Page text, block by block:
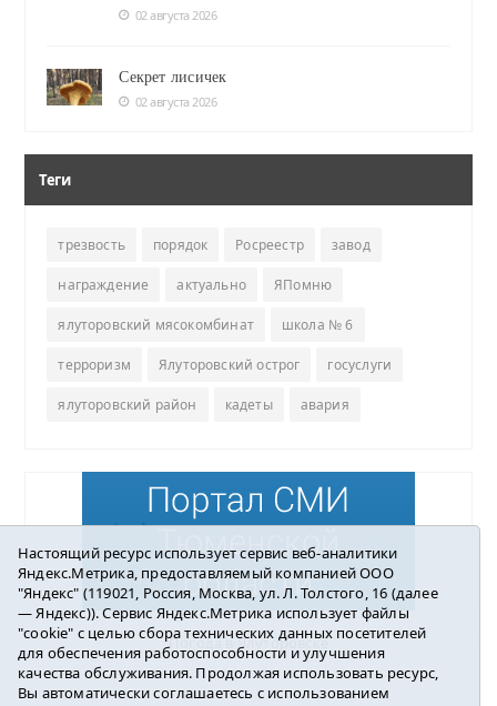
02 августа 2026
Секрет лисичек
02 августа 2026
Теги
трезвость порядок Росреестр завод
награждение актуально ЯПомню
ялуторовский мясокомбинат школа № 6
терроризм Ялуторовский острог госуслуги
ялуторовский район кадеты авария
Погода в Ялуторовске
Настоящий ресурс использует сервис веб-аналитики
Яндекс.Метрика, предоставляемый компанией ООО
"Яндекс" (119021, Россия, Москва, ул. Л. Толстого, 16 (далее
— Яндекс)). Сервис Яндекс.Метрика использует файлы
"cookie" с целью сбора технических данных посетителей
для обеспечения работоспособности и улучшения
качества обслуживания. Продолжая использовать ресурс,
Вы автоматически соглашаетесь с использованием